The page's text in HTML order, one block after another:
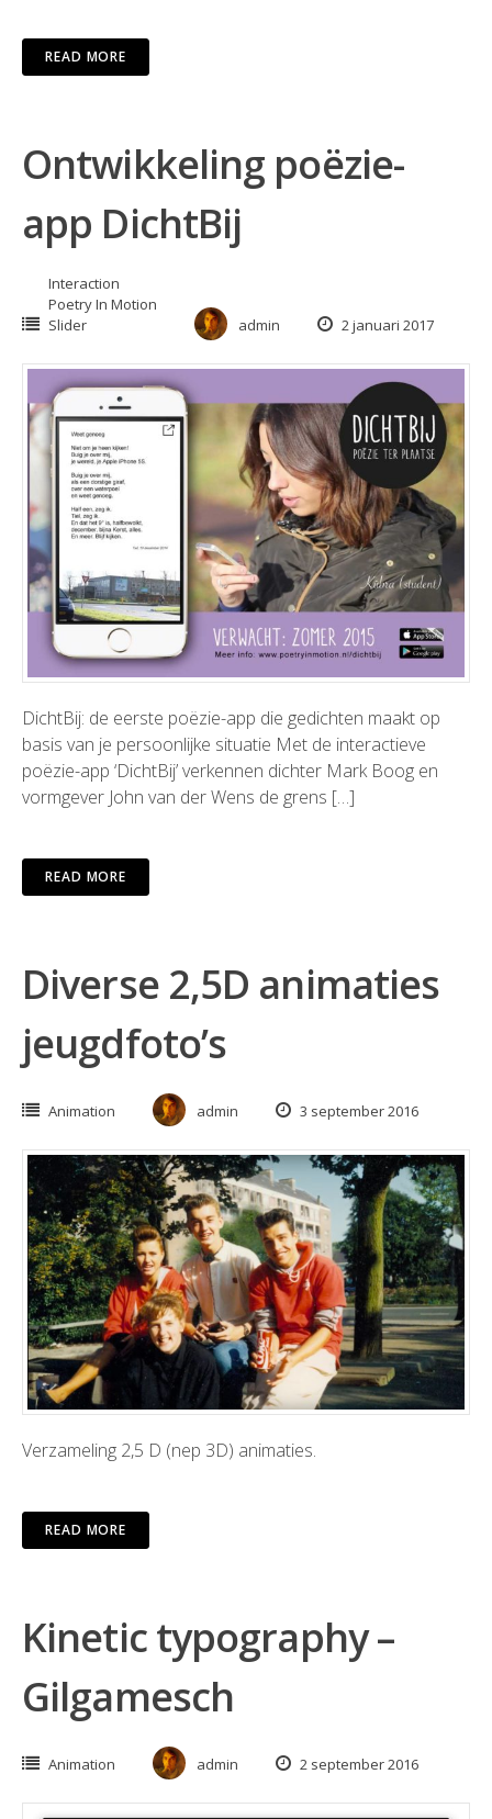
READ MORE
Ontwikkeling poëzie-
app DichtBij
Interaction
Poetry In Motion
Slider
admin 2 januari 2017
DichtBij: de eerste poëzie-app die gedichten maakt op
basis van je persoonlijke situatie Met de interactieve
poëzie-app ‘DichtBij’ verkennen dichter Mark Boog en
vormgever John van der Wens de grens […]
READ MORE
Diverse 2,5D animaties
jeugdfoto’s
Animation admin 3 september 2016
Verzameling 2,5 D (nep 3D) animaties.
READ MORE
Kinetic typography –
Gilgamesch
Animation admin 2 september 2016